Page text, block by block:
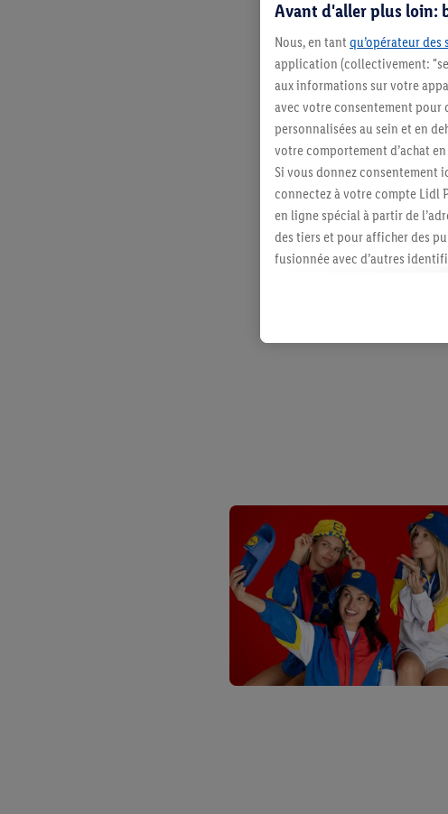
Avant d'aller plus loin:
Nous, en tant qu’opérateur
application (collectivement:
aux informations sur votre
avec votre consentement pour
personnalisées au sein et en
votre comportement d’achat
Si vous donnez consentement
connectez à votre compte Lidl
en ligne spécial à partir de
des tiers et pour afficher des
fusionnée avec d’autres
vous avez montré de l’intérêt
l’achat) peuvent également
plusieurs services de Lidl
Sous « Personnaliser », vous
En cliquant sur « Refuser »,
« Accepter », vous autorisez
informations sur la durée de